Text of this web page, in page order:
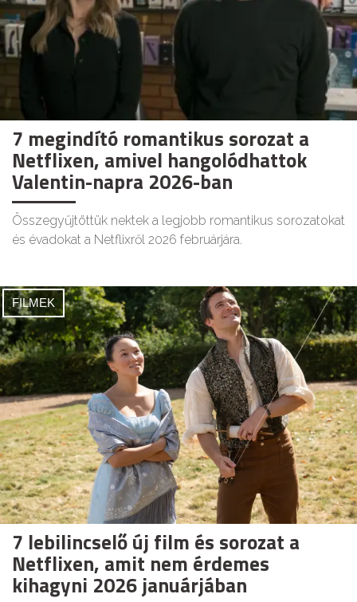
7 megindító romantikus sorozat a
Netflixen, amivel hangolódhattok
Valentin-napra 2026-ban
Összegyűjtöttük nektek a legjobb romantikus sorozatokat
és évadokat a Netflixről 2026 februárjára.
FILMEK
7 lebilincselő új film és sorozat a
Netflixen, amit nem érdemes
kihagyni 2026 januárjában